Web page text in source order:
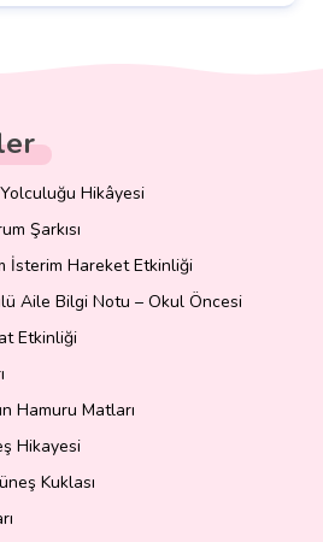
Hikâyesi
Şarkısı
İsterim Hareket Etkinliği
Aile Bilgi Notu – Okul Öncesi
Etkinliği
Hamuru Matları
Hikayesi
Kuklası